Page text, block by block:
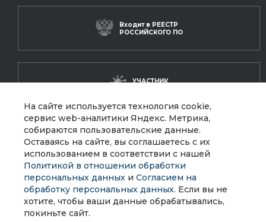
Входит в РЕЕСТР
РОССИЙСКОГО ПО
УЧАСТНИК
в сфере ИБ
На сайте используется технология cookie,
сервис web-аналитики Яндекс. Метрика,
собираются пользовательские данные.
Оставаясь на сайте, вы соглашаетесь с их
использованием в соответствии с нашей
Политикой в отношении обработки
персональных данных и Согласием на
обработку персональных данных. Если вы не
хотите, чтобы ваши данные обрабатывались,
покиньте сайт.